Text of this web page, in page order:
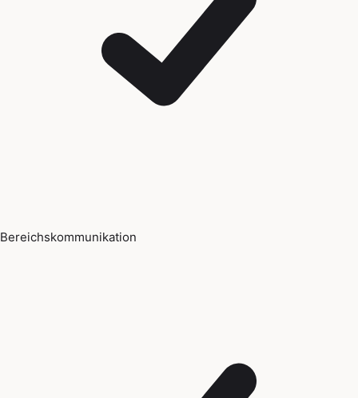
Bereichskommunikation